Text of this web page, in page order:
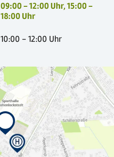
09:00 - 12:00 Uhr, 15:00 -
18:00 Uhr
10:00 - 12:00 Uhr